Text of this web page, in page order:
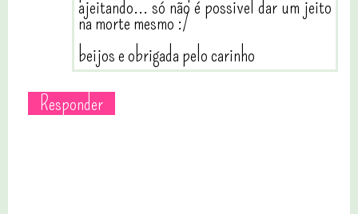
ajeitando... só não é possivel dar um jeito
na morte mesmo :/
beijos e obrigada pelo carinho
Responder